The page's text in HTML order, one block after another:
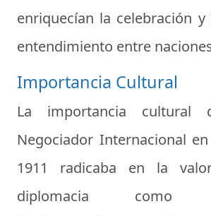
enriquecían la celebración
entendimiento entre
Importancia Cultural
La importancia cultural
Negociador Internacional
1911 radicaba en la
diplomacia como